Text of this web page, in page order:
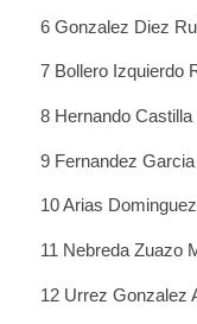
6 Gonzalez Diez
7 Bollero Izquierdo
8 Hernando Castilla
9 Fernandez Garcia
10 Arias
11 Nebreda Zuazo
12 Urrez Gonzalez